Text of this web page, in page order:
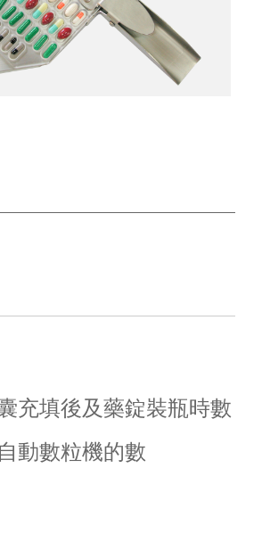
充填後及藥錠裝瓶時數
動數粒機的數